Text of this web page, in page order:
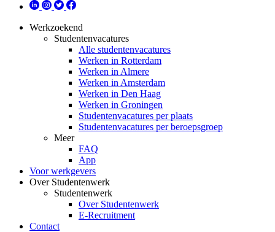
Werkzoekend
Studentenvacatures
Alle studentenvacatures
Werken in Rotterdam
Werken in Almere
Werken in Amsterdam
Werken in Den Haag
Werken in Groningen
Studentenvacatures per plaats
Studentenvacatures per beroepsgroep
Meer
FAQ
App
Voor werkgevers
Over Studentenwerk
Studentenwerk
Over Studentenwerk
E-Recruitment
Contact